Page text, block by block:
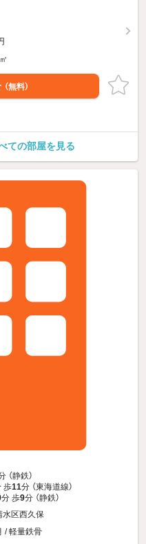
（無料）
ての部屋を見る
（静鉄）
歩11分 （東海道線）
分 歩9分 （静鉄）
水区西久保
/ 軽量鉄骨